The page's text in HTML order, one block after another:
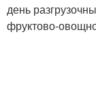
день
фруктово-